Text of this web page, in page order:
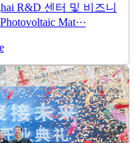
R&D 센터 및 비즈니
Mat···